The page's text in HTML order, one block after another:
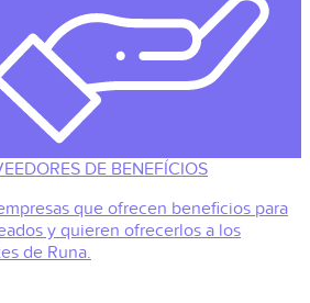
DE BENEFÍCIOS
que ofrecen beneficios para
y quieren ofrecerlos a los
de Runa.